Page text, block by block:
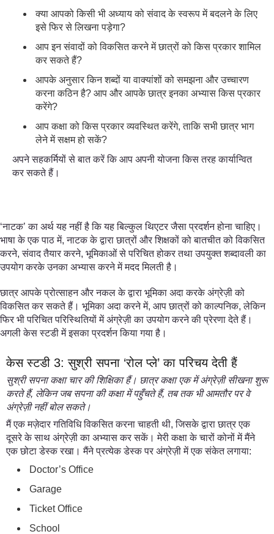
क्या आपको किसी भी अध्याय को संवाद के स्वरूप में बदलने के लिए
इसे फिर से लिखना पड़ेगा?
आप इन संवादों को विकसित करने में छात्रों को किस प्रकार शामिल
कर सकते हैं?
आपके अनुसार किन शब्दों या वाक्यांशों को समझना और उच्चारण
करना कठिन है? आप और आपके छात्र इनका अभ्यास किस प्रकार
करेंगे?
आप कक्षा को किस प्रकार व्यवस्थित करेंगे, ताकि सभी छात्र भाग
लेने में सक्षम हो सकें?
अपने सहकर्मियों से बात करें कि आप अपनी योजना किस तरह कार्यान्वित
कर सकते हैं।
‘नाटक’ का अर्थ यह नहीं है कि यह बिल्कुल थिएटर जैसा प्रदर्शन होना चाहिए।
भाषा के एक पाठ में, नाटक के द्वारा छात्रों और शिक्षकों को बातचीत को विकसित
करने, संवाद तैयार करने, भूमिकाओं से परिचित होकर तथा उपयुक्त शब्दावली का
उपयोग करके उनका अभ्यास करने में मदद मिलती है।
छात्र आपके प्रोत्साहन और नकल के द्वारा भूमिका अदा करके अंग्रेज़ी को
विकसित कर सकते हैं। भूमिका अदा करने में, आप छात्रों को काल्पनिक, लेकिन
फिर भी परिचित परिस्थितियों में अंग्रेज़ी का उपयोग करने की प्रेरणा देते हैं।
अगली केस स्टडी में इसका प्रदर्शन किया गया है।
केस स्टडी 3: सुश्री सपना ‘रोल प्ले’ का परिचय देती हैं
सुश्री सपना कक्षा चार की शिक्षिका हैं। छात्र कक्षा एक में अंग्रेज़ी सीखना शुरू
करते हैं, लेकिन जब सपना की कक्षा में पहुँचते हैं, तब तक भी आमतौर पर वे
अंग्रेज़ी नहीं बोल सकते।
मैं एक मज़ेदार गतिविधि विकसित करना चाहती थी, जिसके द्वारा छात्र एक
दूसरे के साथ अंग्रेज़ी का अभ्यास कर सकें। मेरी कक्षा के चारों कोनों में मैंने
एक छोटा डेस्क रखा। मैंने प्रत्येक डेस्क पर अंग्रेज़ी में एक संकेत लगाया:
Doctor’s Office
Garage
Ticket Office
School